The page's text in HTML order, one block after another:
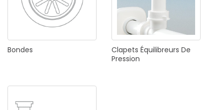
Bondes Clapets Équilibreurs De
Pression